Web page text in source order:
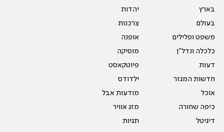
בארץ
בעולם
משפט ופלילים
כלכלה ונדל"ן
דעות
חדשות המגזר
אוכל
כיפה שחורה
דיגיטל
יהדות
צרכנות
אופנה
מוסיקה
פיוטקאסט
ילדודס
מודעות אבל
מזג אוויר
תגיות